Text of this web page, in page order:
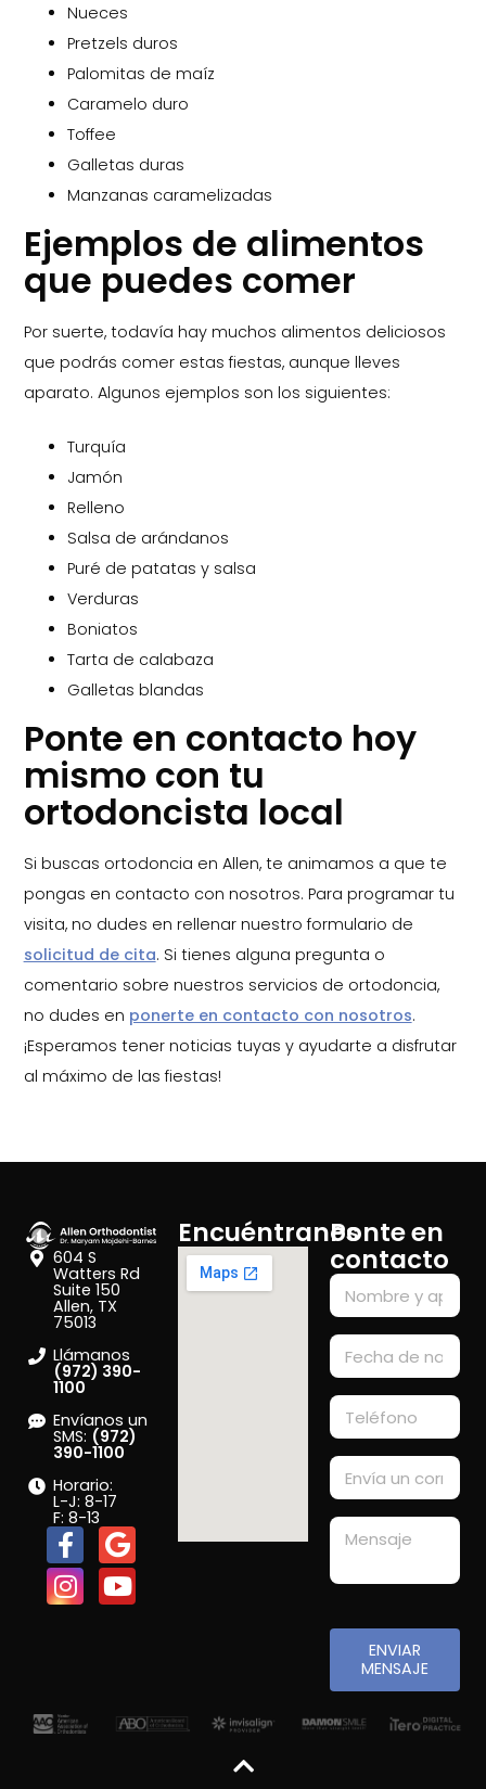
Nueces
Pretzels duros
Palomitas de maíz
Caramelo duro
Toffee
Galletas duras
Manzanas caramelizadas
Ejemplos de alimentos
que puedes comer
Por suerte, todavía hay muchos alimentos deliciosos
que podrás comer estas fiestas, aunque lleves
aparato. Algunos ejemplos son los siguientes:
Turquía
Jamón
Relleno
Salsa de arándanos
Puré de patatas y salsa
Verduras
Boniatos
Tarta de calabaza
Galletas blandas
Ponte en contacto hoy
mismo con tu
ortodoncista local
Si buscas ortodoncia en Allen, te animamos a que te
pongas en contacto con nosotros. Para programar tu
visita, no dudes en rellenar nuestro formulario de
solicitud de cita. Si tienes alguna pregunta o
comentario sobre nuestros servicios de ortodoncia,
no dudes en ponerte en contacto con nosotros.
¡Esperamos tener noticias tuyas y ayudarte a disfrutar
al máximo de las fiestas!
604 S
Watters Rd
Suite 150
Allen, TX
75013
Llámanos
(972) 390-
1100
Envíanos un
SMS: (972)
390-1100
Horario:
L-J: 8-17
F: 8-13
EncuéntranosPonte en
contacto
ENVIAR
MENSAJE